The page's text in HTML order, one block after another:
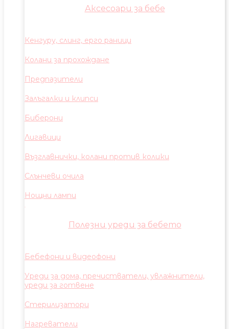
Аксесоари за бебе
Кенгуру, слинг, ерго раници
Колани за прохождане
Предпазители
Залъгалки и клипси
Биберони
Лигавици
Възглавнички, колани против колики
Слънчеви очила
Нощни лампи
Полезни уреди за бебето
Бебефони и видеофони
Уреди за дома, пречистватели, увлажнители,
уреди за готвене
Стерилизатори
Нагреватели